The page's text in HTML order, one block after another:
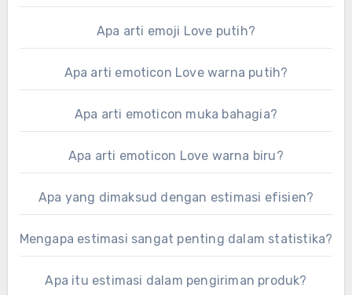
Apa arti emoji Love putih?
Apa arti emoticon Love warna putih?
Apa arti emoticon muka bahagia?
Apa arti emoticon Love warna biru?
Apa yang dimaksud dengan estimasi efisien?
Mengapa estimasi sangat penting dalam statistika?
Apa itu estimasi dalam pengiriman produk?